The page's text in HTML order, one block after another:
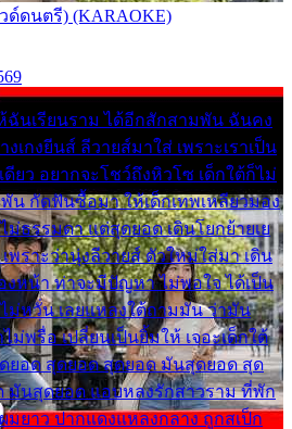
ด์ดนตรี) (KARAOKE)
ฉันเรียนราม ได้อีกสักสามพัน ฉันคง
เกงยีนส์ ลีวายส์มาใส่ เพราะเราเป็น
ดียว อยากจะโชว์ถึงหิวโซ เด็กใต้ก็ไม่
น กัดฟันซื้อมา ให้เด็กเทพเหลียวมอง
ม่ธรรมดา แต่สุดยอด เดินโยกย้ายเย
พราะว่านุ่งลีวายส์ ตัวใหม่ใส่มา เดิน
งหน้า ท่าจะมีปัญหา ไม่พอใจ ได้เป็น
ม่หวั่น เลยแหลงใต้ถามมัน ว่ามัน
พรื่อ เปลี่ยนเป็นยิ้มให้ เจอะเด็กใต้
ยอด สุดยอด สุดยอด มันสุดยอด สุด
มันสุดยอด แอบหลงรักสาวราม ที่พัก
มยาว ปากแดงแหลงกลาง ถูกสเป็ก